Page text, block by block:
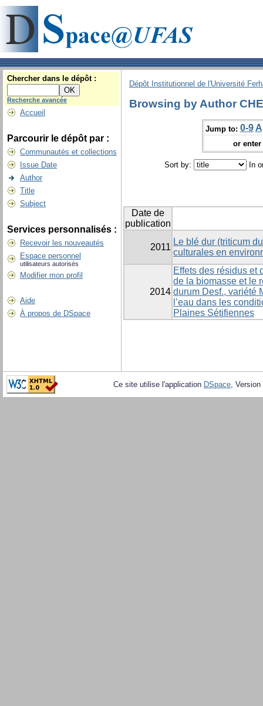
Chercher dans le dépôt :
Recherche avancée
Accueil
Parcourir le dépôt par :
Communautés et collections
Issue Date
Author
Title
Subject
Services personnalisés :
Recevoir les nouveautés
Espace personnel
utilisateurs autorisés
Modifier mon profil
Aide
À propos de DSpace
Dépôt Institutionnel de l'Université
Browsing by Author
Jump to: 0-9 A
or
Sort by: In
Date de
publication
2011
Le blé dur (triticum
culturales en
2014
Effets des résidus et
de la biomasse et le
durum Desf., variété
l’eau dans les
Plaines Sétifiennes
Ce site utilise l'application DSpace,